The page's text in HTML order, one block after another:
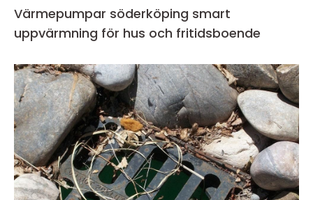
Värmepumpar söderköping smart
uppvärmning för hus och fritidsboende